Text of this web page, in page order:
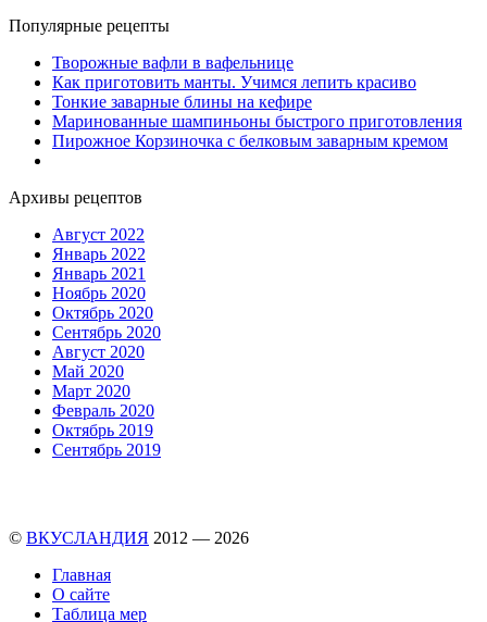
Популярные рецепты
Творожные вафли в вафельнице
Как приготовить манты. Учимся лепить красиво
Тонкие заварные блины на кефире
Маринованные шампиньоны быстрого приготовления
Пирожное Корзиночка с белковым заварным кремом
Архивы рецептов
Август 2022
Январь 2022
Январь 2021
Ноябрь 2020
Октябрь 2020
Сентябрь 2020
Август 2020
Май 2020
Март 2020
Февраль 2020
Октябрь 2019
Сентябрь 2019
© ВКУСЛАНДИЯ 2012 — 2026
Главная
О сайте
Таблица мер